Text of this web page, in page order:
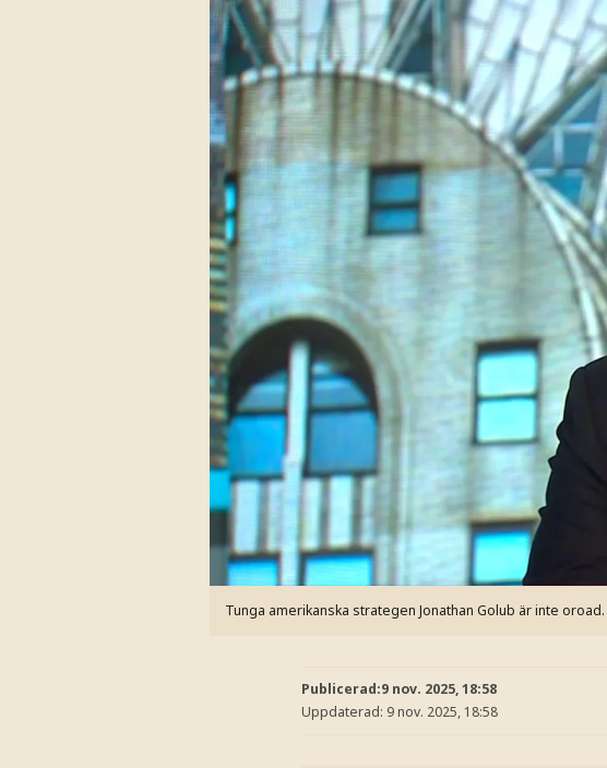
Tunga amerikanska strategen Jonathan Golub är inte oroad.
Publicerad:9 nov. 2025, 18:58
Uppdaterad: 9 nov. 2025, 18:58